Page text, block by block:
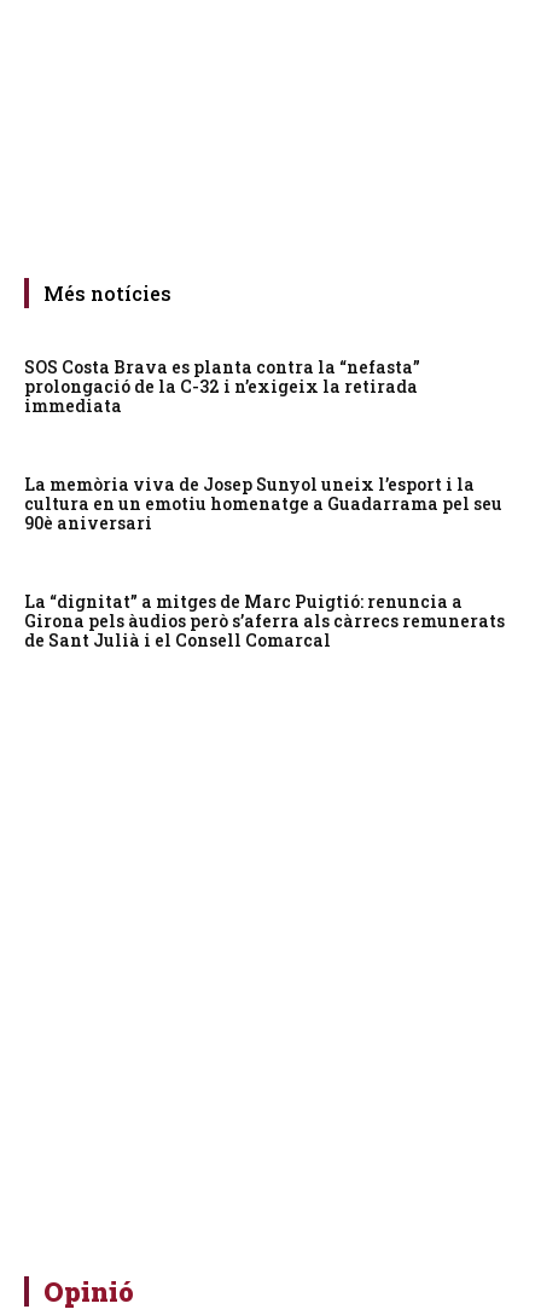
Més notícies
SOS Costa Brava es planta contra la “nefasta”
prolongació de la C-32 i n’exigeix la retirada
immediata
La memòria viva de Josep Sunyol uneix l’esport i la
cultura en un emotiu homenatge a Guadarrama pel seu
90è aniversari
La “dignitat” a mitges de Marc Puigtió: renuncia a
Girona pels àudios però s’aferra als càrrecs remunerats
de Sant Julià i el Consell Comarcal
Opinió